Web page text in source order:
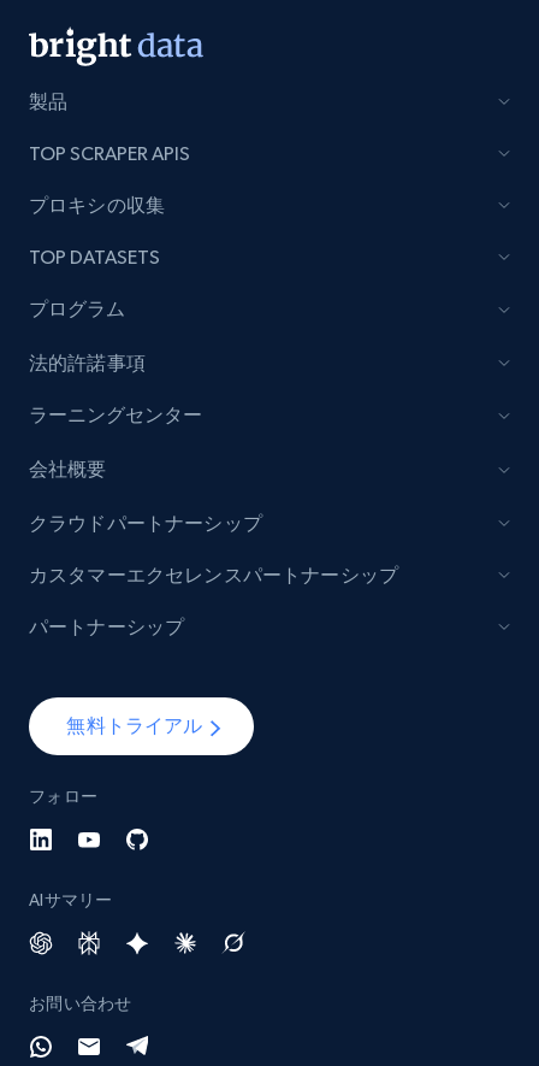
製品
TOP SCRAPER APIS
プロキシの収集
TOP DATASETS
プログラム
法的許諾事項
ラーニングセンター
会社概要
無料トライアル
フォロー
AIサマリー
お問い合わせ
クラウドパートナーシップ
カスタマーエクセレンスパートナーシップ
パートナーシップ